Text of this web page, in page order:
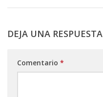
DEJA UNA RESPUESTA
Comentario *